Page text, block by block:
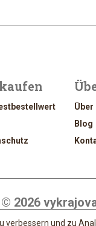
Über
Blog
© 2026
byDavid Maixner ;
verbessern und zu